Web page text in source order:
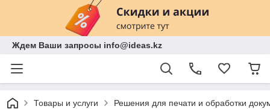
Ждем Ваши запросы info@ideas.kz
Товары и услуги Решения для печати и обработки